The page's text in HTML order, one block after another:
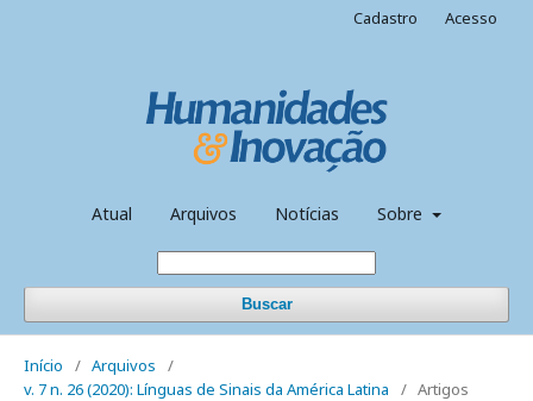
Atual Arquivos Notícias Sobre
Buscar
Cadastro Acesso
Início / Arquivos
/
v. 7 n. 26 (2020): Línguas de Sinais da América Latina
/ Artigos